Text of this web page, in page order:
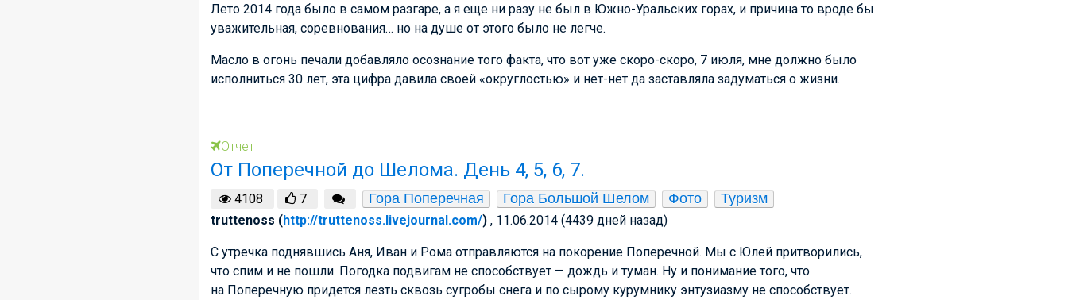
Лето 2014 года было в самом разгаре, а я еще ни разу не был в Южно-Уральских горах, и причина то вроде бы
уважительная, соревнования… но на душе от этого было не легче.
Масло в огонь печали добавляло осознание того факта, что вот уже скоро-скоро, 7 июля, мне должно было
исполниться 30 лет, эта цифра давила своей «округлостью» и нет-нет да заставляла задуматься о жизни.
Отчет
От Поперечной до Шелома. День 4, 5, 6, 7.
4108 7 Гора Поперечная Гора Большой Шелом Фото Туризм
truttenoss (http://truttenoss.livejournal.com/) , 11.06.2014 (4439 дней назад)
С утречка поднявшись Аня, Иван и Рома отправляются на покорение Поперечной. Мы с Юлей притворились,
что спим и не пошли. Погодка подвигам не способствует — дождь и туман. Ну и понимание того, что
на Поперечную придется лезть сквозь сугробы снега и по сырому курумнику энтузиазму не способствует.